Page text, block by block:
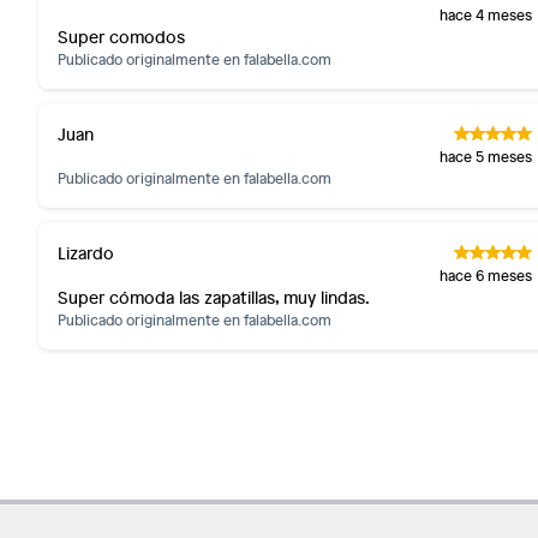
hace 4 meses
Super comodos
Publicado originalmente enfalabella.com
Juan
hace 5 meses
Publicado originalmente enfalabella.com
Lizardo
hace 6 meses
Super cómoda las zapatillas, muy lindas.
Publicado originalmente enfalabella.com